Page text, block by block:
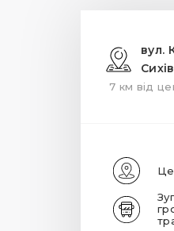
вул.
7 км від